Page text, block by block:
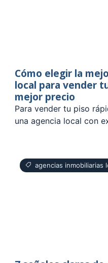
Cómo elegir la
local para vender
mejor precio
Para vender tu piso
una agencia local con
agencias inmobiliarias